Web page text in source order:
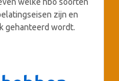
zijn en
gehanteerd wordt.